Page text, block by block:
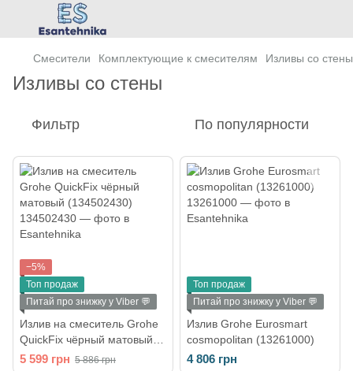
Смесители Комплектующие к смесителям Изливы cо стены
Изливы cо стены
Фильтр По популярности
−5%
Топ продаж
Питай про знижку у Viber 💬
Излив на смеситель Grohe
QuickFix чёрный матовый
(134502430)
5 599 грн 5 886 грн
Топ продаж
Питай про знижку у Viber 💬
Излив Grohe Eurosmart
cosmopolitan (13261000)
4 806 грн